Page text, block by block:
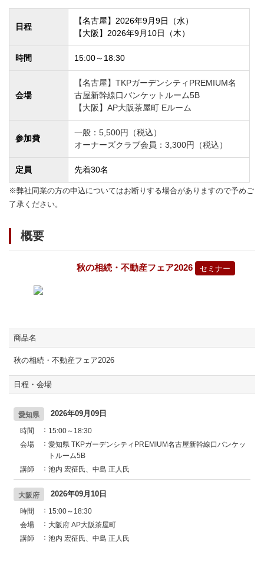
日程
【名古屋】2026年9月9日（水）
【大阪】2026年9月10日（木）
時間 15:00～18:30
会場
【名古屋】TKPガーデンシティPREMIUM名
古屋新幹線口バンケットルーム5B
【大阪】AP大阪茶屋町 Eルーム
参加費
一般：5,500円（税込）
オーナーズクラブ会員：3,300円（税込）
定員 先着30名
※弊社同業の方の申込についてはお断りする場合がありますので予めご
了承ください。
概要
秋の相続・不動産フェア2026 セミナー
商品名
秋の相続・不動産フェア2026
日程・会場
愛知県 2026年09月09日
時間
15:00～18:30
会場
愛知県 TKPガーデンシティPREMIUM名古屋新幹線口バンケッ
トルーム5B
講師
池内 宏征氏、中島 正人氏
大阪府 2026年09月10日
時間
15:00～18:30
会場
大阪府 AP大阪茶屋町
講師
池内 宏征氏、中島 正人氏